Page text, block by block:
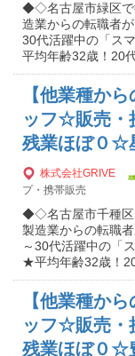
◆◇名古屋市緑区で
造業からの転職者
30代活躍中の「ス
平均年齢32歳！20
【他業種か
ッフ☆販売・
残業ほぼ０☆
株式会社GRIVE
プ・携帯販売
◆◇名古屋市千種区
製造業からの転職
～30代活躍中の「
★平均年齢32歳！
【他業種か
ッフ☆販売・
残業ほぼ０☆